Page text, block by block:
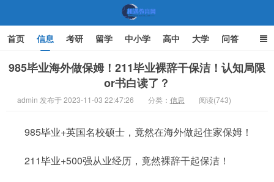
机遇教育网
首页 信息 考研 留学 中小学 高中 大学 问答
文化 家庭教育
985毕业海外做保姆！211毕业裸辞干保洁！认知局限
or书白读了？
admin 发布于 2023-11-03 22:47:26 分类： 信息 阅读(743)
985毕业+英国名校硕士，竟然在海外做起住家保姆！
211毕业+500强从业经历，竟然裸辞干起保洁！